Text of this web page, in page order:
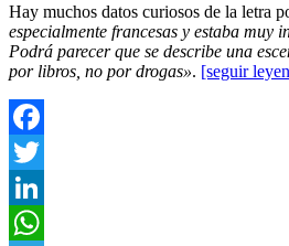
Hay muchos datos curiosos de la letra
especialmente francesas y estaba
Podrá parecer que se describe una
por libros, no por drogas». [seguir
Facebook
Twitter
LinkedIn